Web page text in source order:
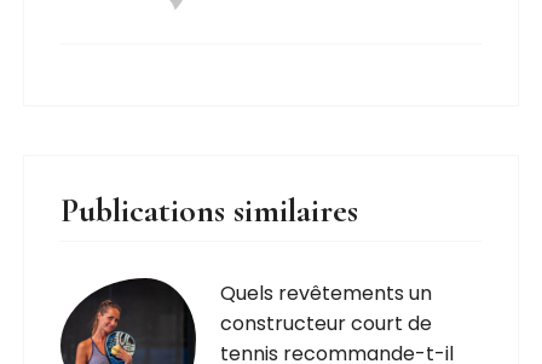
Publications similaires
Quels revêtements un
constructeur court de
tennis recommande-t-il